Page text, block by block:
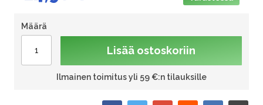
Määrä
Lisää ostoskoriin
Ilmainen toimitus yli 59 €:n tilauksille